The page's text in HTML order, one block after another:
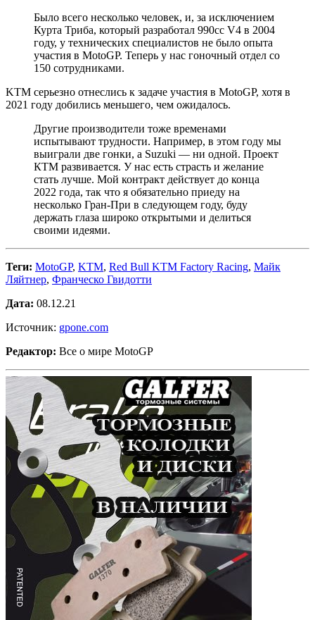
Было всего несколько человек, и, за исключением
Курта Триба, который разработал 990cc V4 в 2004
году, у технических специалистов не было опыта
участия в MotoGP. Теперь у нас гоночный отдел со
150 сотрудниками.
KTM серьезно отнеслись к задаче участия в MotoGP, хотя в
2021 году добились меньшего, чем ожидалось.
Другие производители тоже временами
испытывают трудности. Например, в этом году мы
выиграли две гонки, а Suzuki — ни одной. Проект
КТМ развивается. У нас есть страсть и желание
стать лучше. Мой контракт действует до конца
2022 года, так что я обязательно приеду на
несколько Гран-При в следующем году, буду
держать глаза широко открытыми и делиться
своими идеями.
Теги: MotoGP, KTM, Red Bull KTM Factory Racing, Майк
Ляйтнер, Франческо Гвидотти
Дата: 08.12.21
Источник: gpone.com
Редактор: Все о мире MotoGP